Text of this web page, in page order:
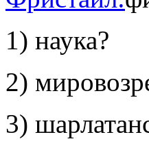
1) наука?
2)
3)